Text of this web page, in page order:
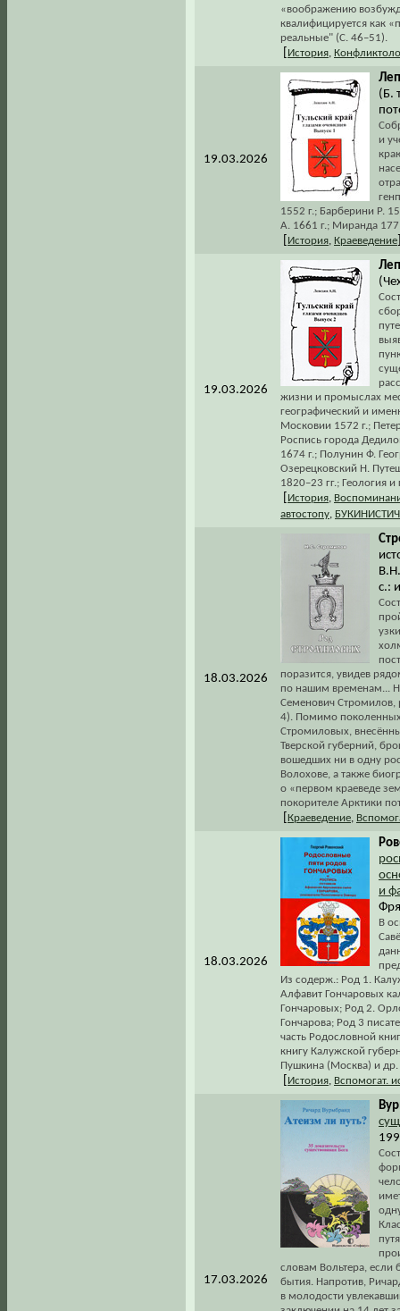
«воображению
квалифицируется как
реальные" (С. 46–51).
История,
19.03.2026
(Б.
и
1552 г.; Барберини Р.
А. 1661 г.; Миранда
История, Краеведение
19.03.2026
жизни и промыслах
географический и
Московии 1572 г.;
Роспись города
1674 г.; Полунин Ф.
Озерецковский Н.
1820–23 гг.; Геология
История,
автостопу,
18.03.2026
с.:
поразится, увидев
по нашим временам...
Семенович Стромилов,
4). Помимо поколенных
Стромиловых,
Тверской губерний,
вошедших ни в одну
Волохове, а также
о «первом краеведе
покорителе Арктики
Краеведение,
18.03.2026
и
В
Из содерж.: Род 1.
Алфавит Гончаровых
Гончаровых; Род 2.
Гончарова; Род 3
часть Родословной
книгу Калужской
Пушкина (Москва) и др.
История, Вспомогат.
17.03.2026
словам Вольтера,
бытия. Напротив,
в молодости